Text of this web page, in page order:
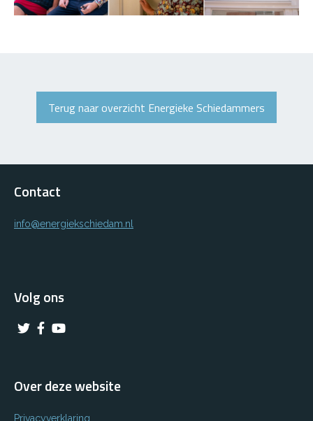
Terug naar overzicht Energieke Schiedammers
Contact
info@energiekschiedam.nl
Volg ons
Over deze website
Privacyverklaring